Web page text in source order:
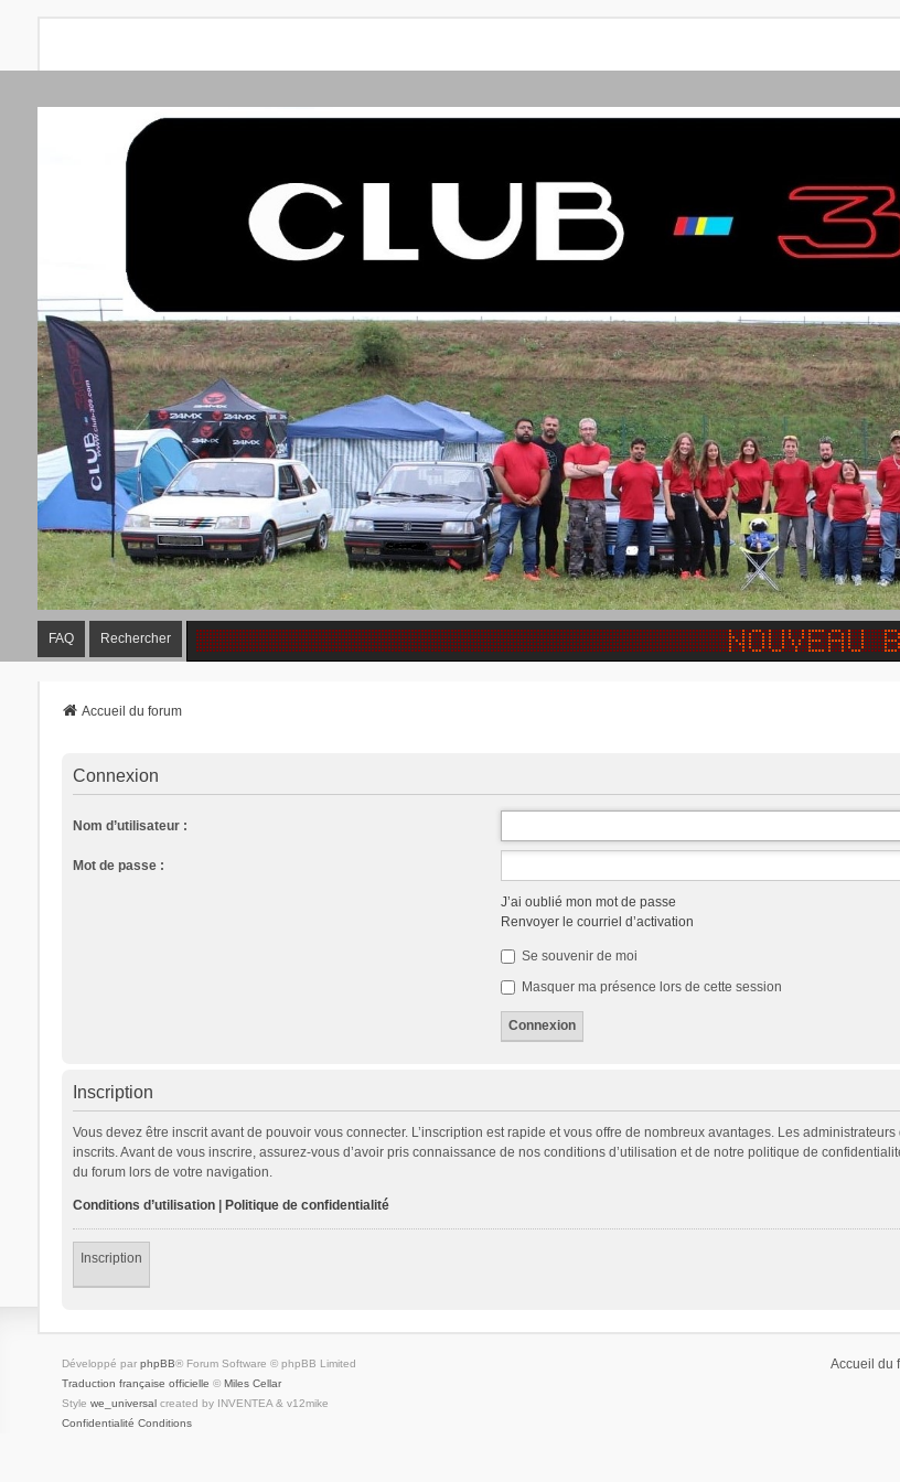
FAQ Rechercher
Accueil du forum
Connexion
Nom d’utilisateur :
Mot de passe :
J’ai oublié mon mot de passe
Renvoyer le courriel d’activation
Se souvenir de moi
Masquer ma présence lors de cette session
Inscription
Vous devez être inscrit avant de pouvoir vous connecter. L’inscription est rapide et vous offre de nombreux avantages. Les
inscrits. Avant de vous inscrire, assurez-vous d’avoir pris connaissance de nos conditions d’utilisation et de notre politique de
du forum lors de votre navigation.
Conditions d’utilisation| Politique de confidentialité
Inscription
Accueil du
Développé par phpBB® Forum Software © phpBB Limited
Traduction française officielle © Miles Cellar
Style we_universalcreated by INVENTEA & v12mike
Confidentialité Conditions